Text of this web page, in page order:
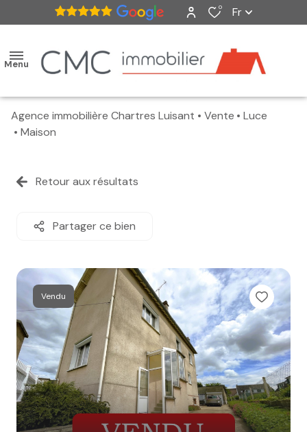
0 Fr
Menu
accueil
vendus
estimation
e-mail
notre
agence
nos
honoraires
Agence immobilière Chartres Luisant Vente
Luce
Maison
Retour aux résultats
Partager ce bien
Vendu